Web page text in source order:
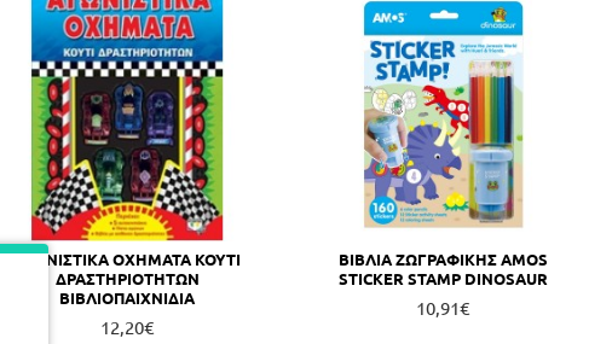
ΑΓΩΝΙΣΤΙΚΑ ΟΧΗΜΑΤΑ ΚΟΥΤΙ
ΔΡΑΣΤΗΡΙΟΤΗΤΩΝ
ΒΙΒΛΙΟΠΑΙΧΝΙΔΙΑ
12,20€
ΒΙΒΛΙΑ ΖΩΓΡΑΦΙΚΗΣ AMOS
STICKER STAMP DINOSAUR
10,91€